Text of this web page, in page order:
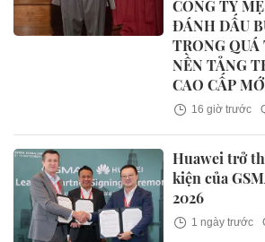
CÔNG TY
ĐÁNH DẤU
TRONG
NỀN TẢNG
CAO CẤP
16 giờ trước
Huawei trở
kiện của
2026
1 ngày trước